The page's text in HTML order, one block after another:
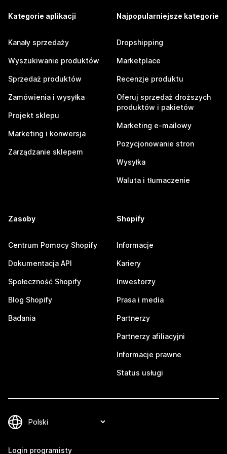
Kategorie aplikacji
Kanały sprzedaży
Wyszukiwanie produktów
Sprzedaż produktów
Zamówienia i wysyłka
Projekt sklepu
Marketing i konwersja
Zarządzanie sklepem
Najpopularniejsze kategorie
Dropshipping
Marketplace
Recenzje produktu
Oferuj sprzedaż droższych
produktów i pakietów
Marketing e-mailowy
Pozycjonowanie stron
Wysyłka
Waluta i tłumaczenie
Zasoby
Centrum Pomocy Shopify
Dokumentacja API
Społeczność Shopify
Blog Shopify
Badania
Shopify
Informacje
Kariery
Inwestorzy
Prasa i media
Partnerzy
Partnerzy afiliacyjni
Informacje prawne
Status usługi
Login programisty